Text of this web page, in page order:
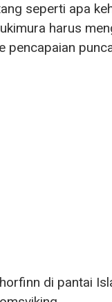
seperti apa
harus
pencapaian
di pantai